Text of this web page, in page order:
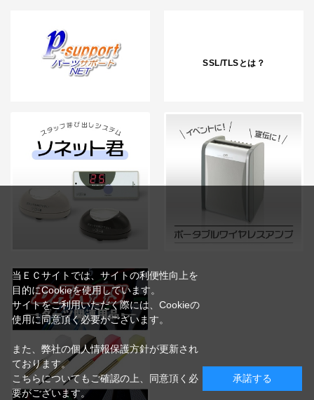
SSL/TLSとは？
当ＥＣサイトでは、サイトの利便性向上を
目的にCookieを使用しています。
サイトをご利用いただく際には、Cookieの
使用に同意頂く必要がございます。
また、弊社の個人情報保護方針が更新され
ております。
こちらについてもご確認の上、同意頂く必
要がございます。
承諾する